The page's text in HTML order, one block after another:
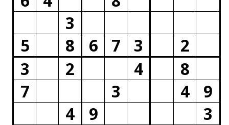
3
5
8 6 7 3
2
3
2 4
8
7
3 4
9
4
9 3